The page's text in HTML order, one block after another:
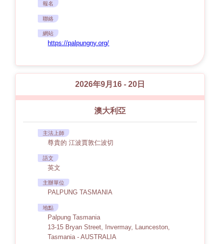
報名
聯絡
網站
https://palpungny.org/
2026年9月16 - 20日
澳大利亞
主法上師
尊貴的 江波賈敦仁波切
語文
英文
主辦單位
PALPUNG TASMANIA
地點
Palpung Tasmania
13-15 Bryan Street, Invermay, Launceston,
Tasmania - AUSTRALIA